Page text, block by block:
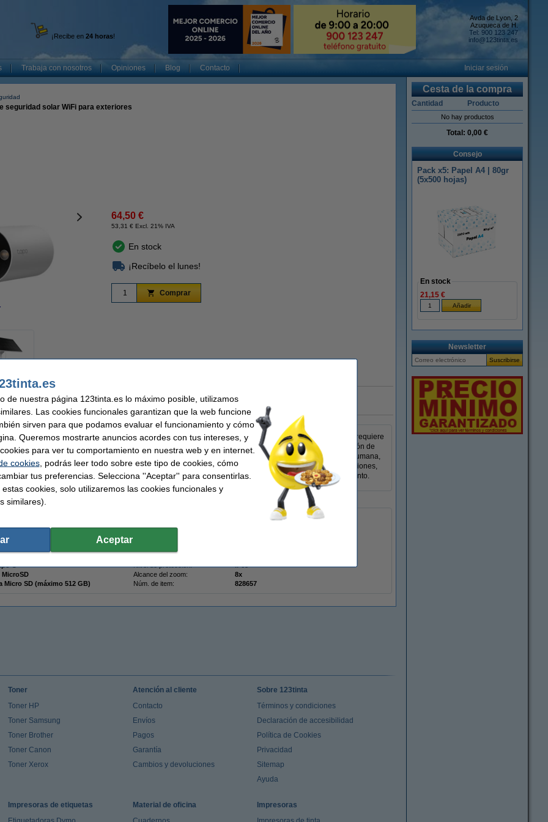
¡Recibe en 24 horas!
Avda de Lyon, 2
Azuqueca de H.
Tel: 900 123 247
info@123tinta.es
Trabaja con nosotros Opiniones Blog Contacto Iniciar sesión
seguridad solar WiFi para exteriores
Ampliar
64,50 €
53,31 € Excl. 21% IVA
En stock
¡Recíbelo el lunes!
Comprar
Comercio Online 2025 y 2026 Rápido y barato Premio Mejor Atención al cliente
exteriores TP-Link Tapo C410 Kit garantiza la máxima tranquilidad con alimentación constante que no requiere
donde la necesites y protege tu hogar con video 2K de gran nitidez. Incluso de noche, la completa función de
vibrantes y coloridas. La detección avanzada de movimiento te alerta al instante de la actividad humana,
y falsas alarmas. Las opciones de almacenamiento flexibles te permiten elegir dónde guardar tus grabaciones,
a su diseño resistente a la intemperie, la TP-Link Tapo C410 mantiene la nitidez, incluso con lluvia o viento.
2304 x 1296 píxeles
inteligente Vista_ángulo:
solar Uso:
C Nivel de protección:
IP65
MicroSD Alcance del zoom:
8x
Micro SD (máximo 512 GB) Núm. de item: 828657
Cesta de la compra
Cantidad Producto
No hay productos
Total: 0,00 €
Consejo
Pack x5: Papel A4 | 80gr
(5x500 hojas)
En stock
21,15 €
Newsletter
Toner
Toner HP
Toner Samsung
Toner Brother
Toner Canon
Toner Xerox
Atención al cliente
Contacto
Envíos
Pagos
Garantía
Cambios y devoluciones
Sobre 123tinta
Términos y condiciones
Declaración de accesibilidad
Política de Cookies
Privacidad
Sitemap
Ayuda
Impresoras de etiquetas
Material de oficina
Impresoras
de nuestra página 123tinta.es lo máximo posible, utilizamos
Las cookies funcionales garantizan que la web funcione
sirven para que podamos evaluar el funcionamiento y cómo
Queremos mostrarte anuncios acordes con tus intereses, y
para ver tu comportamiento en nuestra web y en internet.
cookies, podrás leer todo sobre este tipo de cookies, cómo
tus preferencias. Selecciona ''Aceptar'' para consentirlas.
cookies, solo utilizaremos las cookies funcionales y
similares).
Aceptar